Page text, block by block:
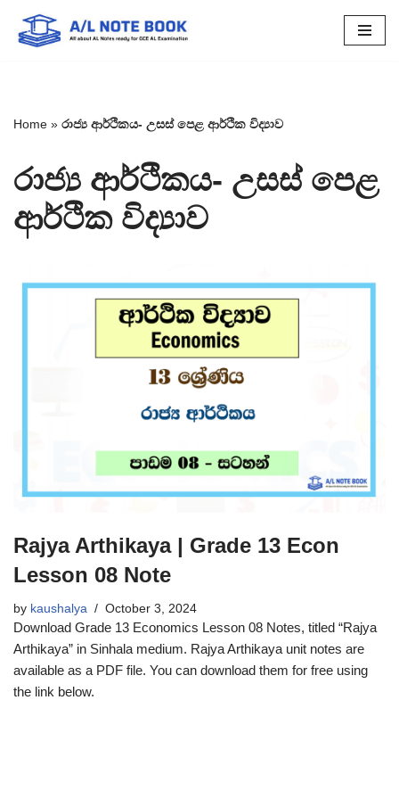
Skip
Home » රාජ්‍ය ආර්ථිකය- උසස් පෙළ ආර්ථික විද්‍යාව
රාජ්‍ය ආර්ථිකය- උසස් පෙළ
ආර්ථික විද්‍යාව
Rajya Arthikaya | Grade 13 Econ
Lesson 08 Note
by kaushalya October 3, 2024
Download Grade 13 Economics Lesson 08 Notes, titled “Rajya
Arthikaya” in Sinhala medium. Rajya Arthikaya unit notes are
available as a PDF file. You can download them for free using
the link below.